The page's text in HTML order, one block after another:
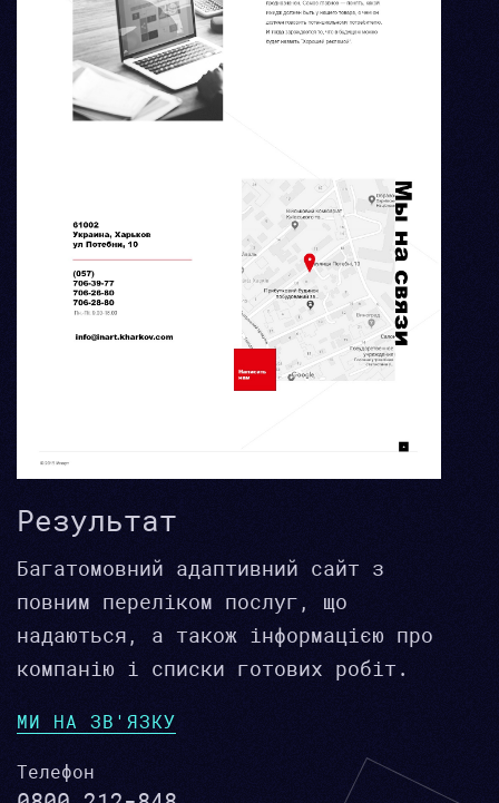
Результат
Багатомовний адаптивний сайт з
повним переліком послуг, що
надаються, а також інформацією про
компанію і списки готових робіт.
МИ НА ЗВ'ЯЗКУ
Телефон